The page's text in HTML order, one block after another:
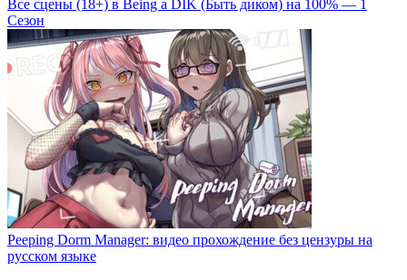
Все сцены (18+) в Being a DIK (Быть диком) на 100% — 1
Сезон
Peeping Dorm Manager: видео прохождение без цензуры на
русском языке